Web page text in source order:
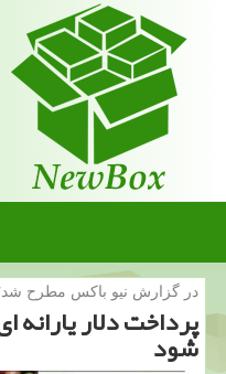
در گزارش نیو باكس مطرح
پرداخت دلار یارانه
شود